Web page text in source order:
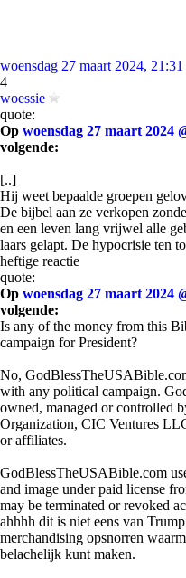
woensdag 27 maart 2024,
4
woessie
quote:
Op woensdag 27 maart 2024
volgende:
[..]
Hij weet bepaalde groepen
De bijbel aan ze verkopen
en een leven lang vrijwel alle
laars gelapt. De hypocrisie ten
heftige reactie
quote:
Op woensdag 27 maart 2024
volgende:
Is any of the money from this
campaign for President?
No,
with any political campaign.
owned, managed or controlled
Organization, CIC Ventures
or affiliates.
GodBlessTheUSABible.com
and image under paid license
may be terminated or revoked
ahhhh dit is niet eens van
merchandising opsnorren
belachelijk kunt maken.